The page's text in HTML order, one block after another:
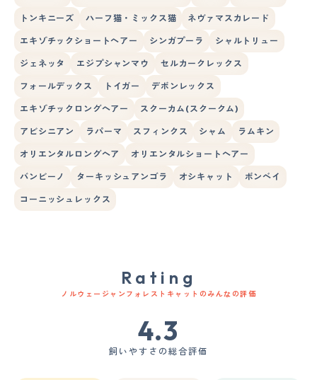
トンキニーズ ハーフ猫・ミックス猫 ネヴァマスカレード
エキゾチックショートヘアー シンガプーラ シャルトリュー
ジェネッタ エジプシャンマウ セルカークレックス
フォールデックス トイガー デボンレックス
エキゾチックロングヘアー スクーカム(スクークム)
アビシニアン ラパーマ スフィンクス シャム ラムキン
オリエンタルロングヘア オリエンタルショートヘアー
バンビーノ ターキッシュアンゴラ オシキャット ボンベイ
コーニッシュレックス
Rating
ノルウェージャンフォレストキャットのみんなの評価
4.3
飼いやすさの総合評価